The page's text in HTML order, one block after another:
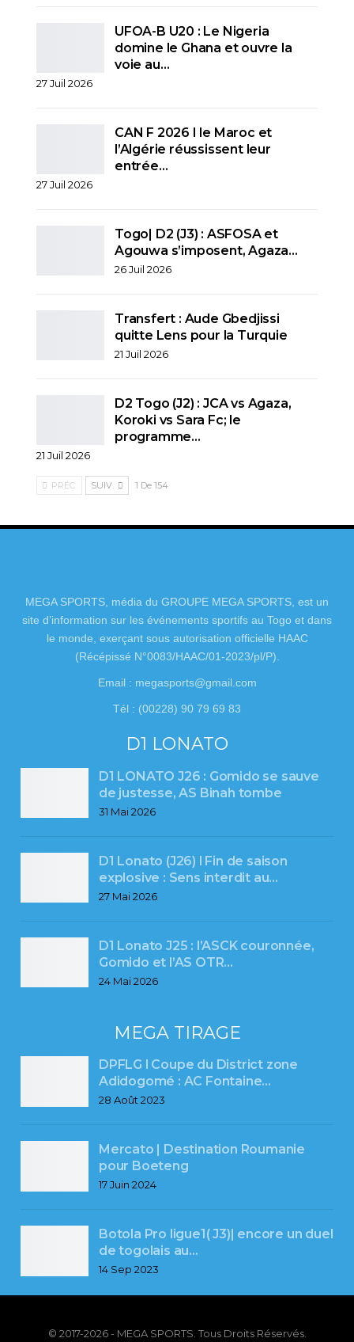
UFOA-B U20 : Le Nigeria
domine le Ghana et ouvre la
voie au…
27 Juil 2026
CAN F 2026 I le Maroc et
l’Algérie réussissent leur
entrée…
27 Juil 2026
Togo| D2 (J3) : ASFOSA et
Agouwa s’imposent, Agaza…
26 Juil 2026
Transfert : Aude Gbedjissi
quitte Lens pour la Turquie
21 Juil 2026
D2 Togo (J2) : JCA vs Agaza,
Koroki vs Sara Fc; le
programme…
21 Juil 2026
PRÉC. SUIV. 1 De 154
MEGA SPORTS, média du GROUPE MEGA SPORTS, est un
site d’information sur les événements sportifs au Togo et dans
le monde, exerçant sous autorisation officielle HAAC
(Récépissé N°0083/HAAC/01-2023/pl/P).
Email : megasports@gmail.com
Tél : (00228) 90 79 69 83
D1 LONATO
D1 LONATO J26 : Gomido se sauve
de justesse, AS Binah tombe
31 Mai 2026
D1 Lonato (J26) l Fin de saison
explosive : Sens interdit au…
27 Mai 2026
D1 Lonato J25 : l’ASCK couronnée,
Gomido et l’AS OTR…
24 Mai 2026
MEGA TIRAGE
DPFLG l Coupe du District zone
Adidogomé : AC Fontaine…
28 Août 2023
Mercato | Destination Roumanie
pour Boeteng
17 Juin 2024
Botola Pro ligue1( J3)| encore un duel
de togolais au…
14 Sep 2023
© 2017-2026 - MEGA SPORTS. Tous Droits Réservés.